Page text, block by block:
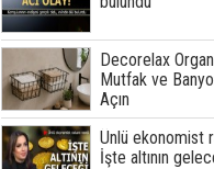
Decorelax
Mutfak ve
Açın
Ünlü ekonomist
İşte altının